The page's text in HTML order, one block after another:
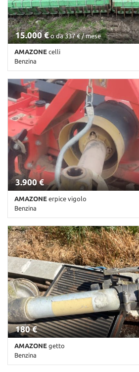
15.000 €o da 337 € / mese
AMAZONE celli
Benzina
Km non disponibile • Cambio Altro •
3.900 €
AMAZONE erpice vigolo
Benzina
Km non disponibile • Cambio Altro •
180 €
AMAZONE getto
Benzina